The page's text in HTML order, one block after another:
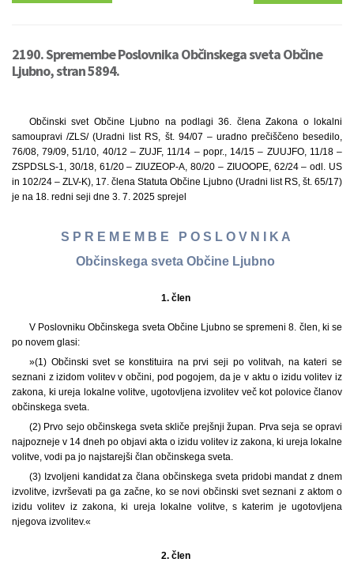
2190. Spremembe Poslovnika Občinskega sveta Občine
Ljubno, stran 5894.
Občinski svet Občine Ljubno na podlagi 36. člena Zakona o lokalni
samoupravi /ZLS/ (Uradni list RS, št. 94/07 – uradno prečiščeno besedilo,
76/08, 79/09, 51/10, 40/12 – ZUJF, 11/14 – popr., 14/15 – ZUUJFO, 11/18 –
ZSPDSLS-1, 30/18, 61/20 – ZIUZEOP-A, 80/20 – ZIUOOPE, 62/24 – odl. US
in 102/24 – ZLV-K), 17. člena Statuta Občine Ljubno (Uradni list RS, št. 65/17)
je na 18. redni seji dne 3. 7. 2025 sprejel
S P R E M E M B E P O S L O V N I K A
Občinskega sveta Občine Ljubno
1. člen
V Poslovniku Občinskega sveta Občine Ljubno se spremeni 8. člen, ki se
po novem glasi:
»(1) Občinski svet se konstituira na prvi seji po volitvah, na kateri se
seznani z izidom volitev v občini, pod pogojem, da je v aktu o izidu volitev iz
zakona, ki ureja lokalne volitve, ugotovljena izvolitev več kot polovice članov
občinskega sveta.
(2) Prvo sejo občinskega sveta skliče prejšnji župan. Prva seja se opravi
najpozneje v 14 dneh po objavi akta o izidu volitev iz zakona, ki ureja lokalne
volitve, vodi pa jo najstarejši član občinskega sveta.
(3) Izvoljeni kandidat za člana občinskega sveta pridobi mandat z dnem
izvolitve, izvrševati pa ga začne, ko se novi občinski svet seznani z aktom o
izidu volitev iz zakona, ki ureja lokalne volitve, s katerim je ugotovljena
njegova izvolitev.«
2. člen